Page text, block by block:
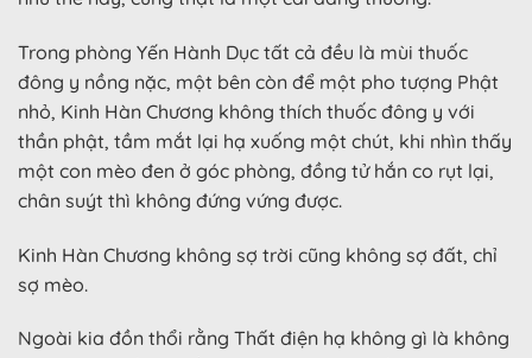
Trong phòng Yến Hành Dục tất cả đều là mùi thuốc
đông y nồng nặc, một bên còn để một pho tượng Phật
nhỏ, Kinh Hàn Chương không thích thuốc đông y với
thần phật, tầm mắt lại hạ xuống một chút, khi nhìn thấy
một con mèo đen ở góc phòng, đồng tử hắn co rụt lại,
chân suýt thì không đứng vứng được.
Kinh Hàn Chương không sợ trời cũng không sợ đất, chỉ
sợ mèo.
Ngoài kia đồn thổi rằng Thất điện hạ không gì là không